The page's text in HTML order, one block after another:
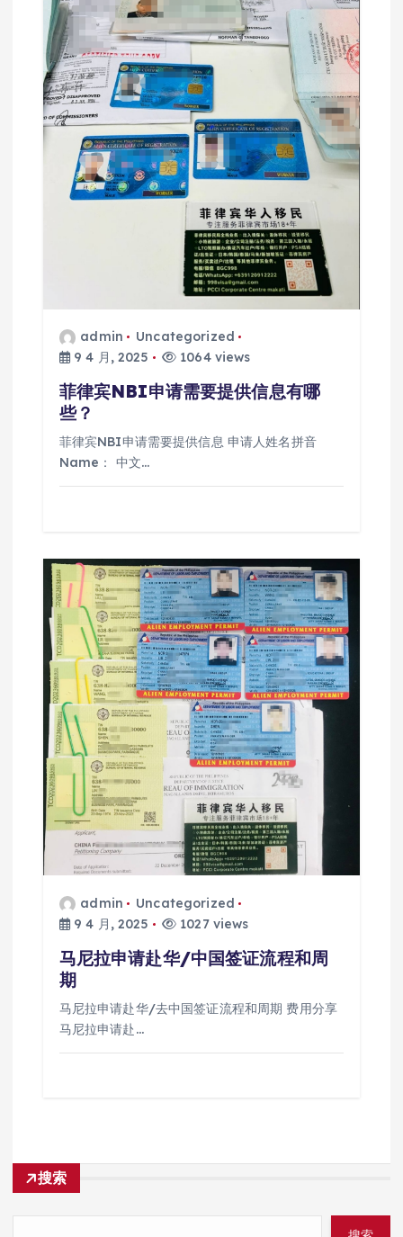
admin
Uncategorized
9 4 月, 2025
1064 views
菲律宾NBI申请需要提供信息有哪
些？
菲律宾NBI申请需要提供信息 申请人姓名拼音
Name： 中文…
admin
Uncategorized
9 4 月, 2025
1027 views
马尼拉申请赴华/中国签证流程和周
期
马尼拉申请赴华/去中国签证流程和周期 费用分享
马尼拉申请赴…
搜索